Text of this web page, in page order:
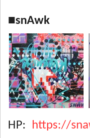
■snAwk
HP: https://